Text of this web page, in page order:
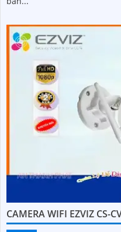
CAMERA WIFI EZVIZ CS-